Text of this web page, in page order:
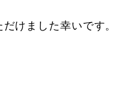
けました幸いです。